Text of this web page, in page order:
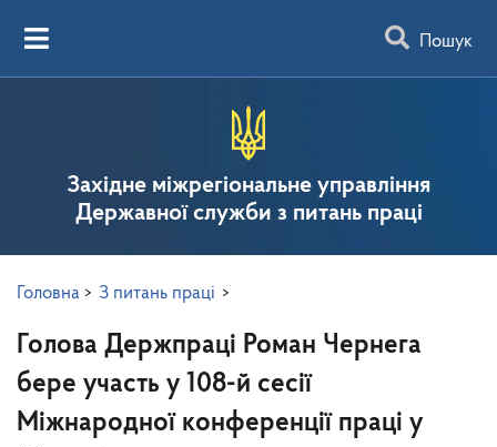
Пошук
Західне міжрегіональне управління
Державної служби з питань праці
Головна > З питань праці >
Голова Держпраці Роман Чернега
бере участь у 108-й сесії
Міжнародної конференції праці у